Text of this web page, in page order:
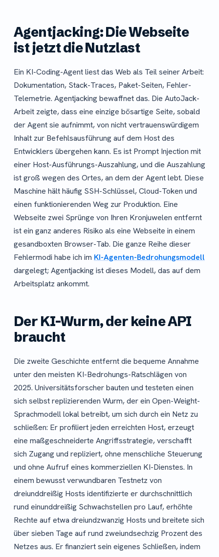
Agentjacking: Die Webseite
ist jetzt die Nutzlast
Ein KI-Coding-Agent liest das Web als Teil seiner Arbeit:
Dokumentation, Stack-Traces, Paket-Seiten, Fehler-
Telemetrie. Agentjacking bewaffnet das. Die AutoJack-
Arbeit zeigte, dass eine einzige bösartige Seite, sobald
der Agent sie aufnimmt, von nicht vertrauenswürdigem
Inhalt zur Befehlsausführung auf dem Host des
Entwicklers übergehen kann. Es ist Prompt Injection mit
einer Host-Ausführungs-Auszahlung, und die Auszahlung
ist groß wegen des Ortes, an dem der Agent lebt. Diese
Maschine hält häufig SSH-Schlüssel, Cloud-Token und
einen funktionierenden Weg zur Produktion. Eine
Webseite zwei Sprünge von Ihren Kronjuwelen entfernt
ist ein ganz anderes Risiko als eine Webseite in einem
gesandboxten Browser-Tab. Die ganze Reihe dieser
Fehlermodi habe ich im KI-Agenten-Bedrohungsmodell
dargelegt; Agentjacking ist dieses Modell, das auf dem
Arbeitsplatz ankommt.
Der KI-Wurm, der keine API
braucht
Die zweite Geschichte entfernt die bequeme Annahme
unter den meisten KI-Bedrohungs-Ratschlägen von
2025. Universitätsforscher bauten und testeten einen
sich selbst replizierenden Wurm, der ein Open-Weight-
Sprachmodell lokal betreibt, um sich durch ein Netz zu
schließen: Er profiliert jeden erreichten Host, erzeugt
eine maßgeschneiderte Angriffsstrategie, verschafft
sich Zugang und repliziert, ohne menschliche Steuerung
und ohne Aufruf eines kommerziellen KI-Dienstes. In
einem bewusst verwundbaren Testnetz von
dreiunddreißig Hosts identifizierte er durchschnittlich
rund einunddreißig Schwachstellen pro Lauf, erhöhte
Rechte auf etwa dreiundzwanzig Hosts und breitete sich
über sieben Tage auf rund zweiundsechzig Prozent des
Netzes aus. Er finanziert sein eigenes Schließen, indem